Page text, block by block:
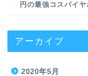
円の最強コスパイヤ
アーカイブ
2020年5月